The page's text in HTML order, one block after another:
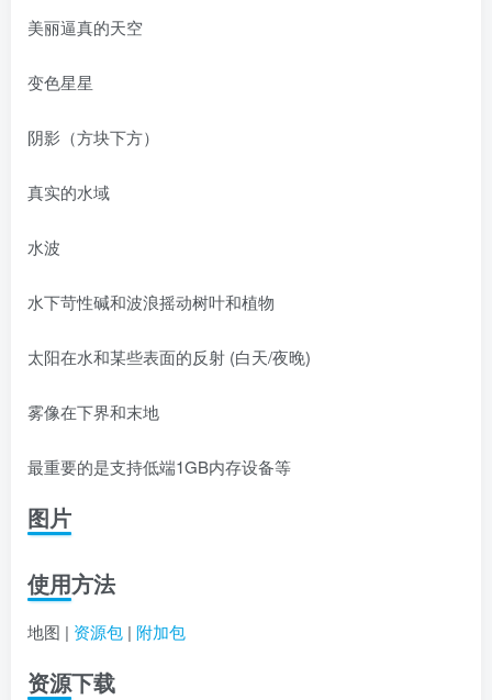
美丽逼真的天空
变色星星
阴影（方块下方）
真实的水域
水波
水下苛性碱和波浪摇动树叶和植物
太阳在水和某些表面的反射 (白天/夜晚)
雾像在下界和末地
最重要的是支持低端1GB内存设备等
图片
使用方法
地图 | 资源包 | 附加包
资源下载